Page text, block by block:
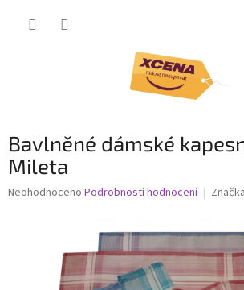
Bavlněné dámské
Mileta
Průměrné
Neohodnoceno Podrobnosti hodnocení